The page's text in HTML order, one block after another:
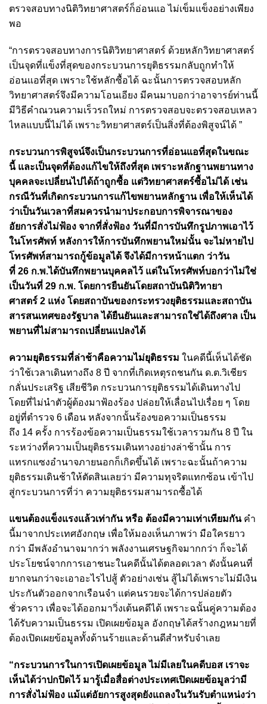
ตรวจสอบทางนิติวิทยาศาสตร์ก็อ่อนแอ ไม่เข็มแข็งอย่างเพียง
พอ
“การตรวจสอบทางการนิติวิทยาศาสตร์ ด้วยหลักวิทยาศาสตร์
เป็นจุดที่แข็งที่สุดของกระบวนการยุติธรรมกลับถูกทำให้
อ่อนแอที่สุด เพราะใช้หลักซื้อได้ ฉะนั้นการตรวจสอบหลัก
วิทยาศาสตร์จึงมีความโอนเอียง มีคนมาบอกว่าอาจารย์ท่านนี้
มีวิธีคำณวนความเร็วรถใหม่ การตรวจสอบจะตรวจสอบเหลว
ไหลแบบนี้ไม่ได้ เพราะวิทยาศาสตร์เป็นสิ่งที่ต้องพิสูจน์ได้ ”
กระบวนการพิสูจน์จึงเป็นกระบวนการที่อ่อนแอที่สุดในขณะ
นี้ และเป็นจุดที่ต้องแก้ไขให้ถึงที่สุด เพราะหลักฐานพยานทาง
บุคคลจะเปลี่ยนไปได้ถ้าถูกซื้อ แต่วิทยาศาสตร์ซื้อไม่ได้ เช่น
กรณีวันที่เกิดกระบวนการแก้ไขพยานหลักฐาน เพื่อให้เห็นได้
ว่าเป็นวันเวลาที่สมควรนำมาประกอบการพิจารณาของ
อัยการสั่งไม่ฟ้อง จากที่สั่งฟ้อง วันที่มีการบันทึกรูปภาพเอาไว้
ในโทรศัพท์ หลังการให้การบันทึกพยานใหม่นั้น จะไม่หายไป
โทรศัพท์สามารถกู้ข้อมูลได้ จึงได้มีการหน้าแตก ว่าวัน
ที่ 26 ก.พ.ได้บันทึกพยานบุคคลไว้ แต่ในโทรศัพท์บอกว่าไม่ใช่
เป็นวันที่ 29 ก.พ. โดยการยืนยันโดยสถาบันนิติวิทายา
ศาสตร์ 2 แห่ง โดยสถาบันของกระทรวงยุติธรรมและสถาบัน
สารสนเทศของรัฐบาล ได้ยืนยันและสามารถใช่ได้ถึงศาล เป็น
พยานที่ไม่สามารถเปลี่ยนแปลงได้
ความยุติธรรมที่ล่าช้าคือความไม่ยุติธรรม ในคดีนี้เห็นได้ชัด
ว่าใช้เวลาเดินทางถึง 8 ปี จากที่เกิดเหตุรถชนกัน ด.ต.วิเชียร
กลั่นประเสริฐ เสียชีวิต กระบวนการยุติธรรมได้เดินทางไป
โดยที่ไม่นำตัวผู้ต้องมาฟ้องร้อง ปล่อยให้เลื่อนไปเรื่อย ๆ โดย
อยู่ที่ตำรวจ 6 เดือน หลังจากนั้นร้องขอความเป็นธรรม
ถึง 14 ครั้ง การร้องข้อความเป็นธรรมใช้เวลารวมกัน 8 ปี ใน
ระหว่างที่ความเป็นยุติธรรมเดินทางอย่างล่าช้านั้น การ
แทรกแซงอำนาจภายนอกก็เกิดขึ้นได้ เพราะฉะนั้นถ้าความ
ยุติธรรมเดินช้าให้ตัดสินเลยว่า มีความทุจริตแทกซ้อน เข้าไป
สู่กระบวนการที่ว่า ความยุติธรรมสามารถซื้อได้
แขนต้องแข็งแรงแล้วเท่ากัน หรือ ต้องมีความเท่าเทียมกันคำ
นี้มาจากประเทศอังกฤษ เพื่อให้มองเห็นภาพว่า มือใครยาว
กว่า มีพลังอำนาจมากว่า พลังงานเศรษฐกิจมากกว่า ก็จะได้
ประโยชน์จากการเอาชนะในคดีนั้นได้ตลอดเวลา ดังนั้นคนที่
ยากจนกว่าจะเอาอะไรไปสู้ ตัวอย่างเช่น สู้ไม่ได้เพราะไม่มีเงิน
ประกันตัวออกจากเรือนจำ แต่คนรวยจะได้การปล่อยตัว
ชั่วคราว เพื่อจะได้ออกมาวิ่งเต้นคดีได้ เพราะฉนั้นคู่ความต้อง
ได้รับความเป็นธรรม เปิดเผยข้อมูล อังกฤษได้สร้างกฎหมายที่
ต้องเปิดเผยข้อมูลทั้งด้านร้ายและด้านดีสำหรับจำเลย
“กระบวนการในการเปิดเผยข้อมูล ไม่มีเลยในคดีบอส เราจะ
เห็นได้ว่าปกปิดไว้ มารู้เมื่อสื่อต่างประเทศเปิดเผยข้อมูลว่ามี
การสั่งไม่ฟ้อง แม้แต่อัยการสูงสุดยังแถลงในวันรับตำแหน่งว่า